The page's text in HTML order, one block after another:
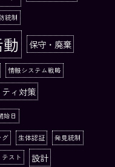
統制
保守・廃棄
情報システム戦略
ィ対策
始日
グ 生体認証 発見統制
スト 設計